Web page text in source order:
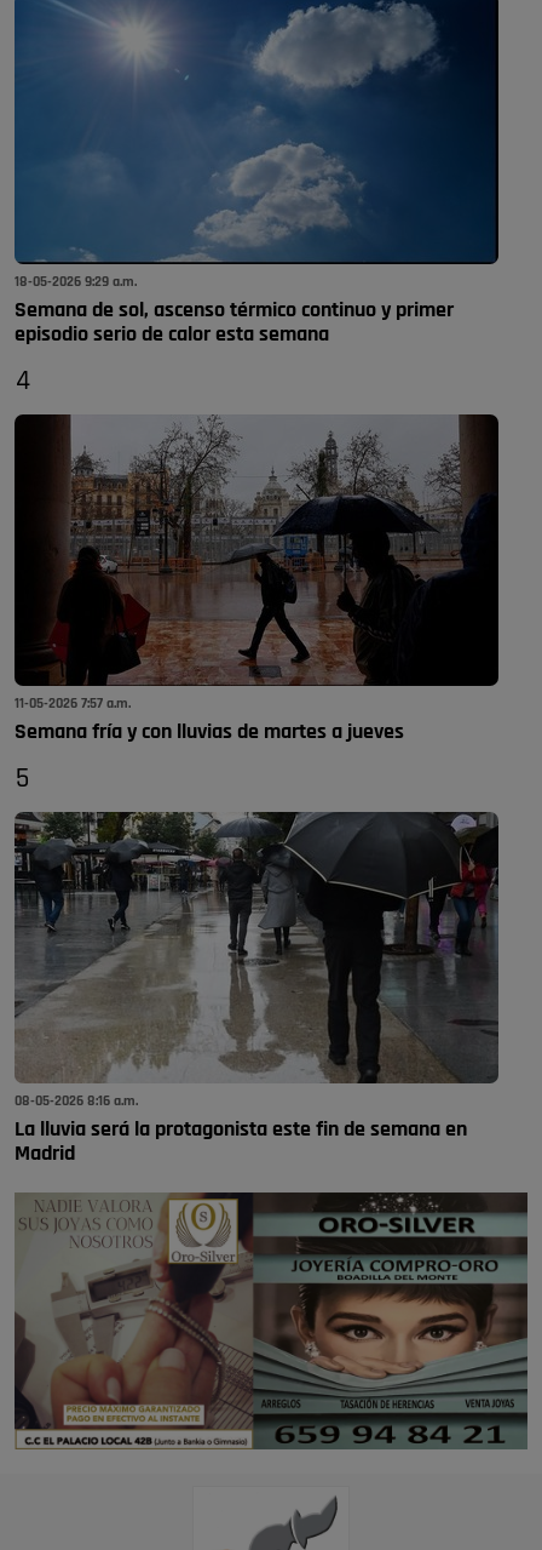
18-05-2026 9:29 a.m.
Semana de sol, ascenso térmico continuo y primer
episodio serio de calor esta semana
4
11-05-2026 7:57 a.m.
Semana fría y con lluvias de martes a jueves
5
08-05-2026 8:16 a.m.
La lluvia será la protagonista este fin de semana en
Madrid